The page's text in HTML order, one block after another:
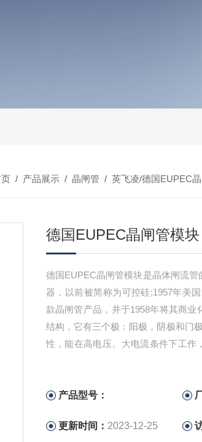
/ 产品展示/ 晶闸管 / 英飞凌/德国EUPEC
德国EUPEC晶闸管模块
德国EUPEC晶闸管模块是晶体闸流
器，以前被简称为可控硅;1957年美
款晶闸管产品，并于1958年将其商业
结构，它有三个极：阳极，阴极和门
性，能在高电压、大电流条件下工作
产品型号：
更新时间： 2023-12-25